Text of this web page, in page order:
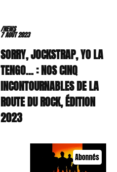
/NEWS
7 AOÛT 2023
SORRY, JOCKSTRAP, YO LA
TENGO… : NOS CINQ
INCONTOURNABLES DE LA
ROUTE DU ROCK, ÉDITION
2023
Abonnés